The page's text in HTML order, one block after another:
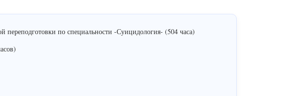
переподготовки по специальности -Суицидология- (504 часа)